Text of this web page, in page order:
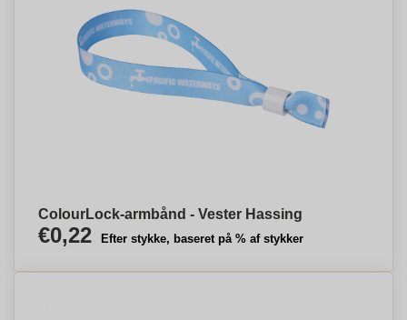
ColourLock-armbånd - Vester Hassing
€0,22 Efter stykke, baseret på % af stykker